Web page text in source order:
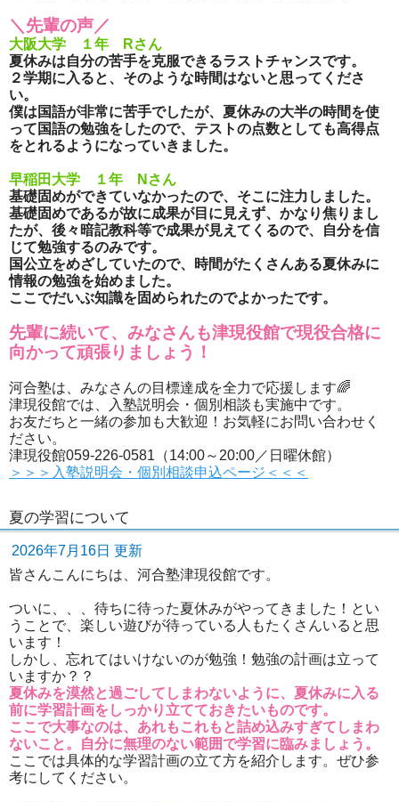
＼先輩の声／
大阪大学 １年 Rさん
夏休みは自分の苦手を克服できるラストチャンスです。
２学期に入ると、そのような時間はないと思ってくださ
い。
僕は国語が非常に苦手でしたが、夏休みの大半の時間を使
って国語の勉強をしたので、テストの点数としても高得点
をとれるようになっていきました。
早稲田大学 １年 Nさん
基礎固めができていなかったので、そこに注力しました。
基礎固めであるが故に成果が目に見えず、かなり焦りまし
たが、後々暗記教科等で成果が見えてくるので、自分を信
じて勉強するのみです。
国公立をめざしていたので、時間がたくさんある夏休みに
情報の勉強を始めました。
ここでだいぶ知識を固められたのでよかったです。
先輩に続いて、みなさんも津現役館で現役合格に
向かって頑張りましょう！
河合塾は、みなさんの目標達成を全力で応援します🌈
津現役館では、入塾説明会・個別相談も実施中です。
お友だちと一緒の参加も大歓迎！お気軽にお問い合わせく
ださい。
津現役館059-226-0581（14:00～20:00／日曜休館）
＞＞＞入塾説明会・個別相談申込ページ＜＜＜
夏の学習について
2026年7月16日 更新
皆さんこんにちは、河合塾津現役館です。
ついに、、、待ちに待った夏休みがやってきました！とい
うことで、楽しい遊びが待っている人もたくさんいると思
います！
しかし、忘れてはいけないのが勉強！勉強の計画は立って
いますか？？
夏休みを漠然と過ごしてしまわないように、夏休みに入る
前に学習計画をしっかり立てておきたいものです。
ここで大事なのは、あれもこれもと詰め込みすぎてしまわ
ないこと。自分に無理のない範囲で学習に臨みましょう。
ここでは具体的な学習計画の立て方を紹介します。ぜひ参
考にしてください。